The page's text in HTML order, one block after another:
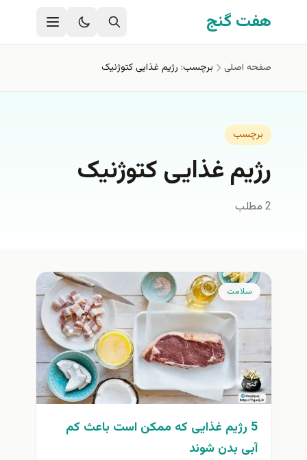
رفتن به محتوای اصلی
هفت گنج
صفحه اصلی برچسب: رژیم غذایی کتوژنیک
برچسب
رژیم غذایی کتوژنیک
2 مطلب
سلامت
5 رژیم غذایی که ممکن است باعث کم
آبی بدن شوند